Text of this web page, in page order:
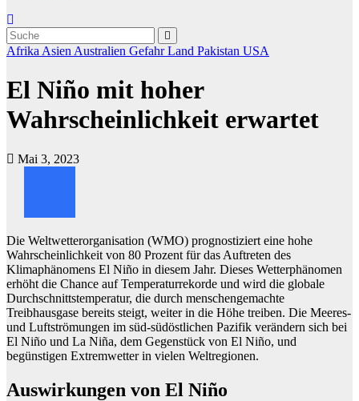
Afrika Asien Australien GefahrLand Pakistan USA
El Niño mit hoher
Wahrscheinlichkeit erwartet
Mai 3, 2023
Die Weltwetterorganisation (WMO) prognostiziert eine hohe
Wahrscheinlichkeit von 80 Prozent für das Auftreten des
Klimaphänomens El Niño in diesem Jahr. Dieses Wetterphänomen
erhöht die Chance auf Temperaturrekorde und wird die globale
Durchschnittstemperatur, die durch menschengemachte
Treibhausgase bereits steigt, weiter in die Höhe treiben. Die Meeres-
und Luftströmungen im süd-südöstlichen Pazifik verändern sich bei
El Niño und La Niña, dem Gegenstück von El Niño, und
begünstigen Extremwetter in vielen Weltregionen.
Auswirkungen von El Niño